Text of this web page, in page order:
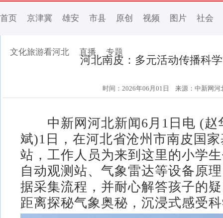
首页 京津冀 雄安 市县 原创 视频 图片 社会
文化旅游看河北 直播 专题
河北南皮：多元活动传播科
时间：2026年06月01日 来源：中新网河
中新网河北新闻6月1日电 (赵
斌)1日，在河北省沧州市南皮国
站，工作人员为来到这里的小学
自动观测站、气象雷达等设备原
据采集流程，并耐心解答孩子的
距离探秘气象奥秘，沉浸式感受